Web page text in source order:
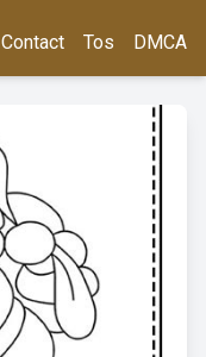
Contact Tos DMCA